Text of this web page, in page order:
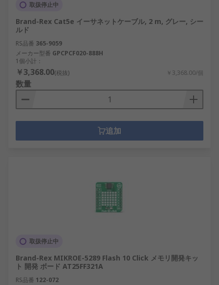
取扱停止中
Brand-Rex Cat5e イーサネットケーブル, 2 m, グレー, シー
ルド
RS品番 365-9059
メーカー型番 GPCPCF020-888H
1個小計：
￥3,368.00(税抜) ￥3,368.00/個
数量
追加
取扱停止中
Brand-Rex MIKROE-5289 Flash 10 Click メモリ開発キッ
ト 開発 ボード AT25FF321A
RS品番 122-072